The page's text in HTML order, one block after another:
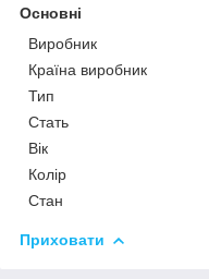
Основні
Виробник
Країна виробник
Тип
Стать
Вік
Колір
Стан
Приховати